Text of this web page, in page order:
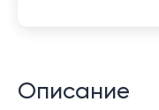
Описание